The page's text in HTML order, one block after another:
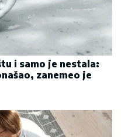
i samo je nestala:
zanemeo je